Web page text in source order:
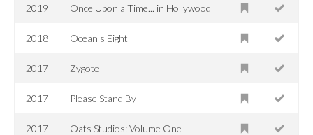
2019 Once Upon a Time... in Hollywood
2018 Ocean's Eight
2017 Zygote
2017 Please Stand By
2017 Oats Studios: Volume One